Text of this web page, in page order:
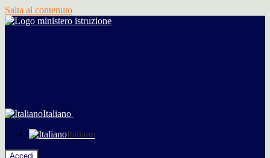
Salta al contenuto
Italiano
Italiano
Accedi